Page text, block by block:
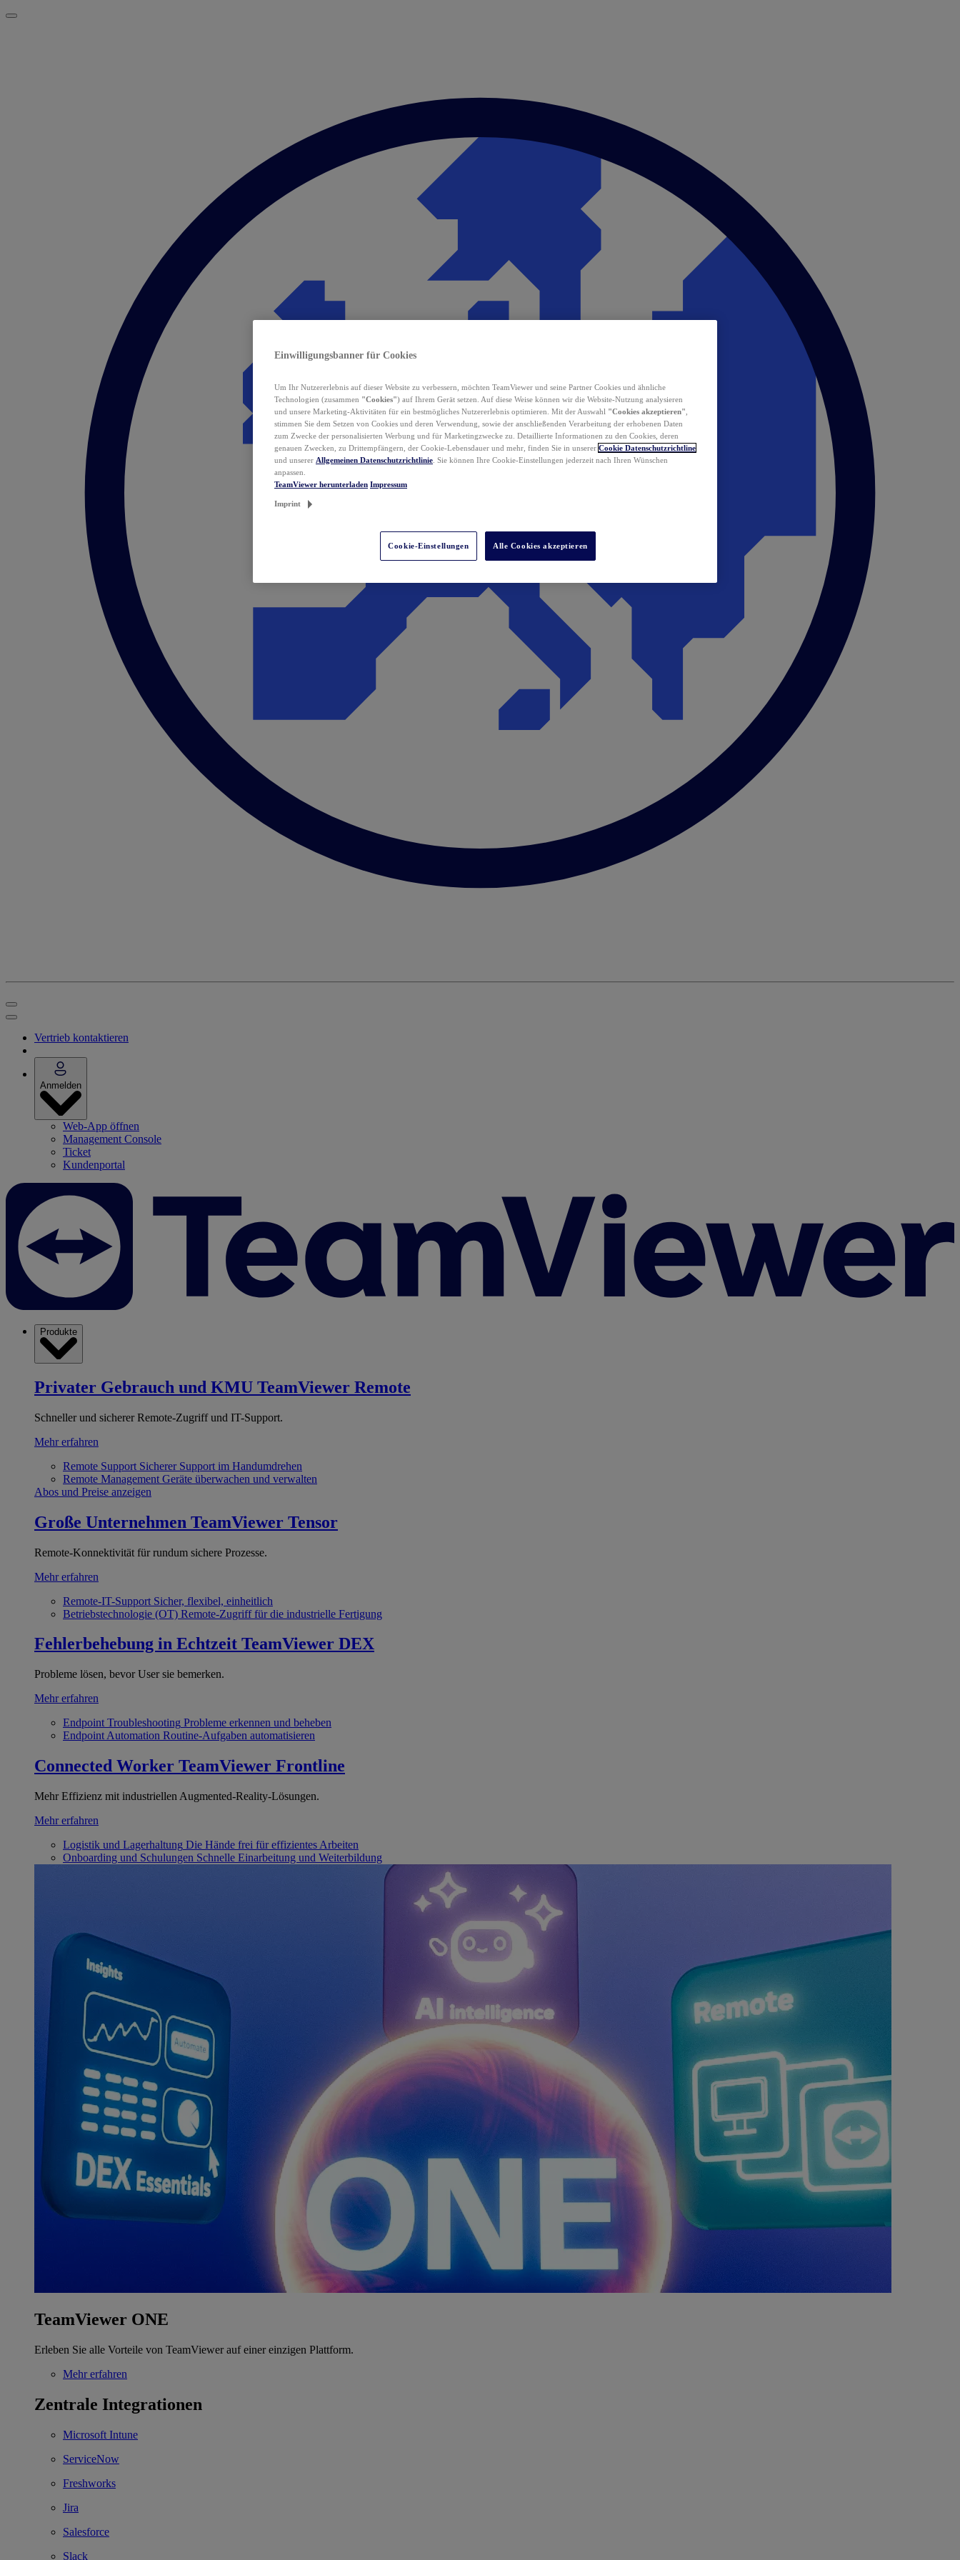
Vertrieb kontaktieren
Anmelden
Web-App öffnen
Management Console
Ticket
Kundenportal
Produkte
Privater Gebrauch und KMU TeamViewer Remote
Schneller und sicherer Remote-Zugriff und IT-Support.
Mehr erfahren
Remote Support Sicherer Support im Handumdrehen
Remote Management Geräte überwachen und verwalten
Abos und Preise anzeigen
Große Unternehmen TeamViewer Tensor
Remote-Konnektivität für rundum sichere Prozesse.
Mehr erfahren
Remote-IT-Support Sicher, flexibel, einheitlich
Betriebstechnologie (OT) Remote-Zugriff für die industrielle Fertigung
Fehlerbehebung in Echtzeit TeamViewer DEX
Probleme lösen, bevor User sie bemerken.
Mehr erfahren
Endpoint Troubleshooting Probleme erkennen und beheben
Endpoint Automation Routine-Aufgaben automatisieren
Connected Worker TeamViewer Frontline
Mehr Effizienz mit industriellen Augmented-Reality-Lösungen.
Mehr erfahren
Logistik und Lagerhaltung Die Hände frei für effizientes Arbeiten
Onboarding und Schulungen Schnelle Einarbeitung und Weiterbildung
TeamViewer ONE
Erleben Sie alle Vorteile von TeamViewer auf einer einzigen Plattform.
Mehr erfahren
Zentrale Integrationen
Microsoft Intune
ServiceNow
Freshworks
Jira
Salesforce
Slack
Einwilligungsbanner für Cookies
Um Ihr Nutzererlebnis auf dieser Website zu verbessern, möchten TeamViewer und seine Partner Cookies und ähnliche
Technologien (zusammen "Cookies") auf Ihrem Gerät setzen. Auf diese Weise können wir die Website-Nutzung analysieren
und unsere Marketing-Aktivitäten für ein bestmögliches Nutzererlebnis optimieren. Mit der Auswahl "Cookies akzeptieren"
stimmen Sie dem Setzen von Cookies und deren Verwendung, sowie der anschließenden Verarbeitung der erhobenen Daten
zum Zwecke der personalisierten Werbung und für Marketingzwecke zu. Detaillierte Informationen zu den Cookies, deren
genauen Zwecken, zu Drittempfängern, der Cookie-Lebensdauer und mehr, finden Sie in unserer Cookie Datenschutzrichtline
und unserer Allgemeinen Datenschutzrichtlinie . Sie können Ihre Cookie-Einstellungen jederzeit nach Ihren Wünschen
anpassen.
TeamViewer herunterladen Impressum
Imprint
Cookie-Einstellungen Alle Cookies akzeptieren